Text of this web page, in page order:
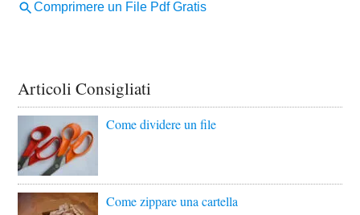
Articoli Consigliati
Come dividere un file
Come zippare una cartella